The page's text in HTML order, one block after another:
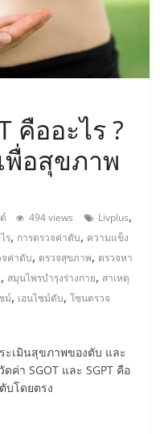
คืออะไร ?
พื่อสุขภาพ
494 views Livplus,
ร, การตรวจค่าตับ, ความแข็ง
จค่าตับ, ตรวจสุขภาพ, ตรวจหา
, สมุนไพรบำรุงร่างกาย, สาเหตุ
ม์, เอนไซม์ตับ,โซนตรวจ
ะเมินสุขภาพของตับ และ
ค่า SGOT และ SGPT คือ
บโดยตรง